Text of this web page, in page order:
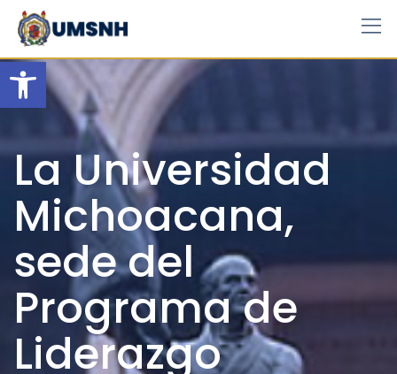
Open toolbar
Skip
content
La Universidad
Michoacana,
sede del
Programa de
Liderazgo